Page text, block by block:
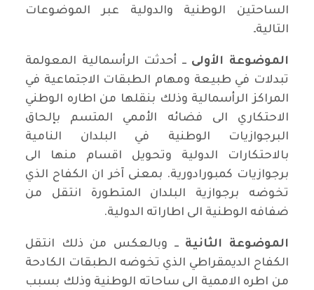
الساحتين الوطنية والدولية عبر الموضوعات
التاليةـ
الموضوعة الأولى ــ أحدثت الرأسمالية المعولمة
تبدلات في طبيعة ومهام الطبقات الاجتماعية في
المراكز الرأسمالية وذلك بنقلها من اطاره الوطني
الاحتكاري الى فضائه الأممي المتسم بإلحاق
البرجوازيات الوطنية في البلدان النامية
بالاحتكارات الدولية وتحويل اقسام منها الى
برجوازيات كمبورادورية. بمعنى آخر ان الكفاح الذي
تخوضه برجوازية البلدان المتطورة انتقل من
ضفافه الوطنية الى اطاراته الدولية.
الموضوعة الثانية ــ وبالعكس من ذلك انتقل
الكفاح الديمقراطي الذي تخوضه الطبقات الكادحة
من اطره الاممية الى ساحاته الوطنية وذلك بسبب